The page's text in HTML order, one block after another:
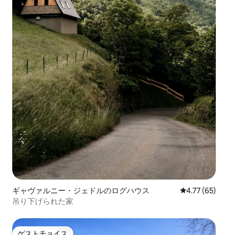
ギャヴァルニー・ジェドルのログハウス レビュー65
4.77 (65)
吊り下げられた家